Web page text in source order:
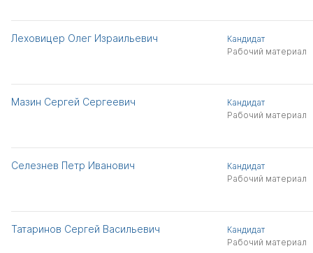
Леховицер Олег Израильевич
Кандидат
Рабочий материал
Мазин Сергей Сергеевич
Кандидат
Рабочий материал
Селезнев Петр Иванович
Кандидат
Рабочий материал
Татаринов Сергей Васильевич
Кандидат
Рабочий материал